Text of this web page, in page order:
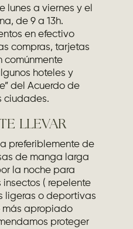
lunes a viernes y el
de 9 a 13h.
en efectivo
compras, tarjetas
comúnmente
hoteles y
del Acuerdo de
ciudades.
LLEVAR
preferiblemente de
de manga larga
la noche para
( repelente
ligeras o deportivas
más apropiado
proteger